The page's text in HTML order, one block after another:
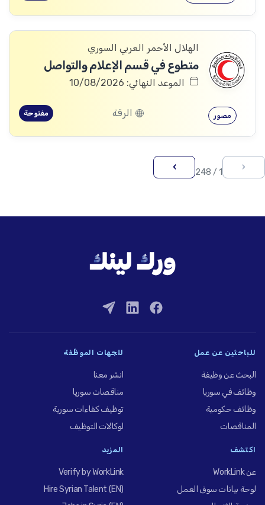
الهلال الأحمر العربي السوري
متطوع في قسم الإعلام والتواصل
الموعد النهائي: 10/08/2026
مصور الرقة مفتوحة
‹
1 / 248
›
للباحثين عن عمل
البحث عن وظيفة
وظائف في سوريا
وظائف حكومية
المناقصات
للجهات الموظِّفة
انشر معنا
مناقصات سوريا
توظيف كفاءات سورية
لوكالات التوظيف
اكتشف
عن WorkLink
لوحة بيانات سوق العمل
المزيد
Verify by WorkLink
Hire Syrian Talent (EN)